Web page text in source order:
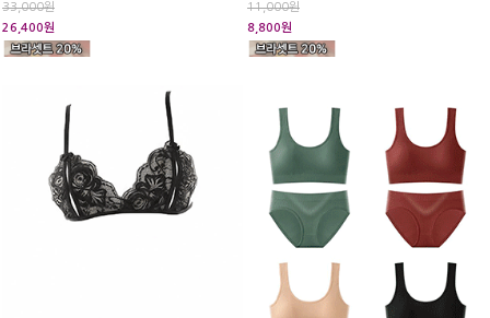
33,000원
26,400원
11,000원
8,800원